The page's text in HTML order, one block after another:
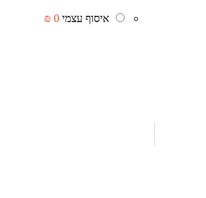
איסוף עצמי 0 ₪